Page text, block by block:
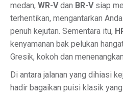
medan, WR-Vdan BR-Vsiap
terhentikan, mengantarkan
penuh kejutan. Sementara itu,
kenyamanan bak pelukan
Gresik, kokoh dan
Di antara jalanan yang dihiasi
hadir bagaikan puisi klasik